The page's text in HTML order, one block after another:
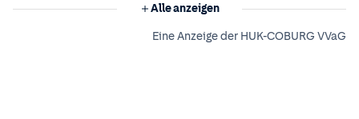
Alle anzeigen
Eine Anzeige der HUK-COBURG VVaG